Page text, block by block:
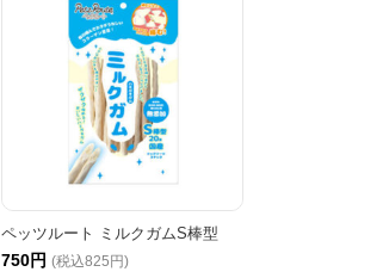
ペッツルート ミルクガムS棒型
750円 (税込825円)